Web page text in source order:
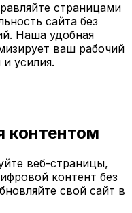
страницами
сайта без
Наша удобная
ваш рабочий
усилия.
контентом
веб-страницы,
контент без
свой сайт в